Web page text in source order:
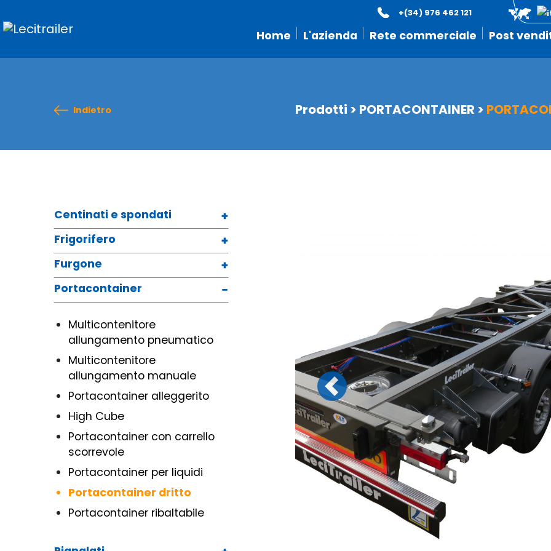
Home L'azienda Rete commerciale Post
+(34) 976 462 121
Indietro Prodotti > PORTACONTAINER >
Centinati e spondati
Frigorifero
Furgone
Portacontainer
Multicontenitore
allungamento pneumatico
Multicontenitore
allungamento manuale
Portacontainer alleggerito
High Cube
Portacontainer con carrello
scorrevole
Portacontainer per liquidi
Portacontainer dritto
Portacontainer ribaltabile
Previous